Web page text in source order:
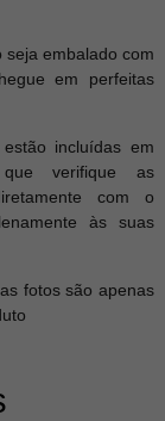
seja embalado com
em perfeitas
incluídas em
que verifique as
com o
às suas
fotos são apenas